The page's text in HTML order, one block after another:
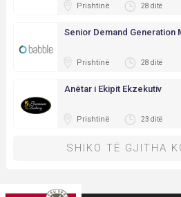
Prishtinë 28 ditë
Senior Demand Generation
Prishtinë 28 ditë
Anëtar i Ekipit Ekzekutiv
Prishtinë 23 ditë
SHIKO TË GJITHA